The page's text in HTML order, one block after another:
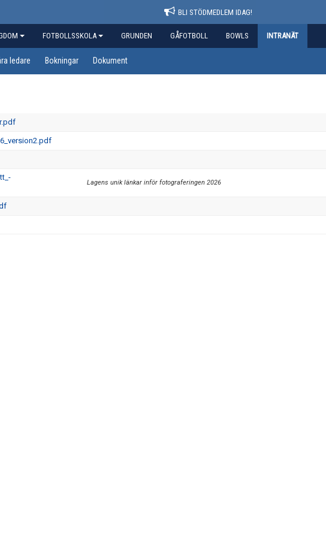
BLI STÖDMEDLEM IDAG!
FOTBOLLSSKOLA GRUNDEN GÅFOTBOLL BOWLS INTRANÄT
ledare Bokningar Dokument
Lagens unik länkar inför fotograferingen 2026